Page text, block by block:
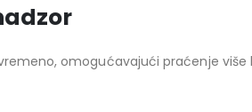
omogućavajući praćenje više